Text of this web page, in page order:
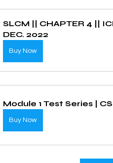
SLCM || CHAPTER 4 ||
DEC. 2022
Buy Now
Module 1 Test Series |
Buy Now